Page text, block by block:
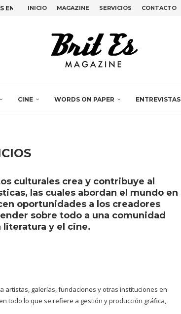
EN LA SEMANA DEL ARTE...
INICIO MAGAZINE SERVICIOS CONTACTO
CINE WORDS ON PAPER ENTREVISTAS
culturales crea y contribuye al
las cuales abordan el mundo en
oportunidades a los creadores
sobre todo a una comunidad
literatura y el cine.
artistas, galerías, fundaciones y otras instituciones en
todo lo que se refiere a gestión y producción gráfica,